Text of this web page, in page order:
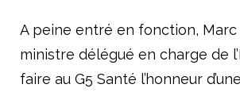
Contact
Nos propositions
A peine entré en fonction, Marc
ministre délégué en charge de
faire au G5 Santé l’honneur